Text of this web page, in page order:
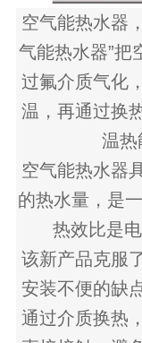
空气能热水器
气能热水器”把
过氟介质气化
温，再通过换
温热
空气能热水器
的热水量，是
热效比是
该新产品克服
安装不便的缺
通过介质换热